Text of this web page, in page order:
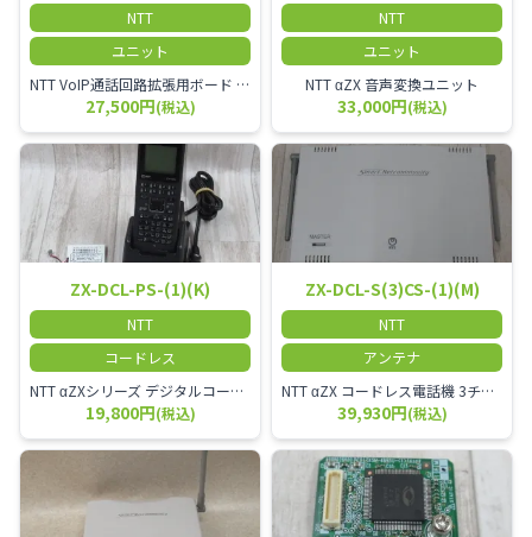
NTT
ユニット
NTT VoIP通話回路拡張用ボード ZXSM－IP内線ボード－「1」
27,500円(税込)
NTT
ユニット
NTT αZX 音声変換ユニット
33,000円(税込)
ZX-DCL-PS-(1)(K)
NTT
コードレス
NTT αZXシリーズ デジタルコードレス電話機（黒） 倉庫や工場など、オフィスから離れて仕事をする方に適しています。 コードレス単体では使用できないので、別途、専用の主装置及びアンテナが必要です。
19,800円(税込)
ZX-DCL-S(3)CS-(1)(M)
NTT
アンテナ
NTT αZX コードレス電話機 3チャンネル用 接続装置 マスター デジタルコードレス（ZX-DCL-PS等）の専用管理用アンテナです。
39,930円(税込)